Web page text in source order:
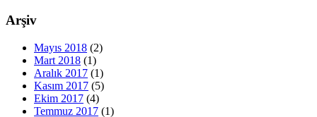
Arşiv
Mayıs 2018 (2)
Mart 2018 (1)
Aralık 2017 (1)
Kasım 2017 (5)
Ekim 2017 (4)
Temmuz 2017 (1)